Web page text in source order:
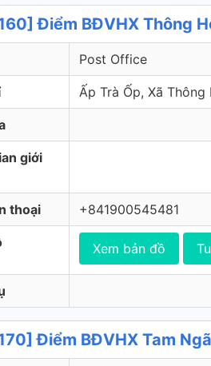
Điểm BĐVHX Thông
Post Office
Ấp Trà Ốp, Xã Thông
giới
thoại +841900545481
Xem bản đồ
Điểm BĐVHX Tam